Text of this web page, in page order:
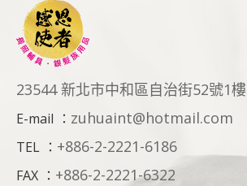
23544 新北市中和區自治街52號1樓
E-mail ： zuhuaint@hotmail.com
TEL ： +886-2-2221-6186
FAX ： +886-2-2221-6322